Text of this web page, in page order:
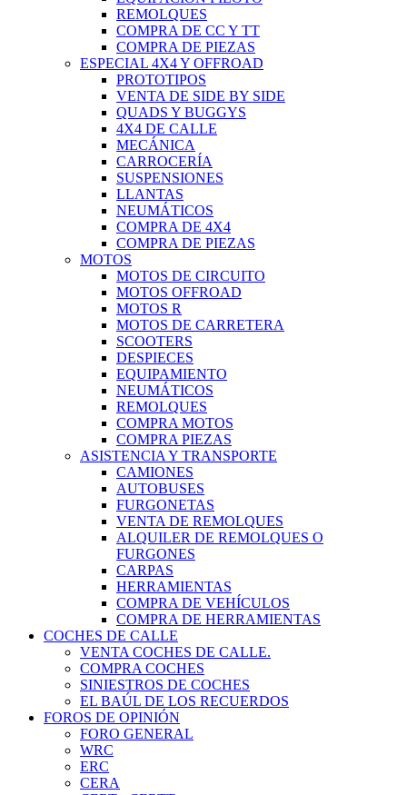
REMOLQUES
COMPRA DE CC Y TT
COMPRA DE PIEZAS
ESPECIAL 4X4 Y OFFROAD
PROTOTIPOS
VENTA DE SIDE BY SIDE
QUADS Y BUGGYS
4X4 DE CALLE
MECÁNICA
CARROCERÍA
SUSPENSIONES
LLANTAS
NEUMÁTICOS
COMPRA DE 4X4
COMPRA DE PIEZAS
MOTOS
MOTOS DE CIRCUITO
MOTOS OFFROAD
MOTOS R
MOTOS DE CARRETERA
SCOOTERS
DESPIECES
EQUIPAMIENTO
NEUMÁTICOS
REMOLQUES
COMPRA MOTOS
COMPRA PIEZAS
ASISTENCIA Y TRANSPORTE
CAMIONES
AUTOBUSES
FURGONETAS
VENTA DE REMOLQUES
ALQUILER DE REMOLQUES O
FURGONES
CARPAS
HERRAMIENTAS
COMPRA DE VEHÍCULOS
COMPRA DE HERRAMIENTAS
COCHES DE CALLE
VENTA COCHES DE CALLE.
COMPRA COCHES
SINIESTROS DE COCHES
EL BAÚL DE LOS RECUERDOS
FOROS DE OPINIÓN
FORO GENERAL
WRC
ERC
CERA